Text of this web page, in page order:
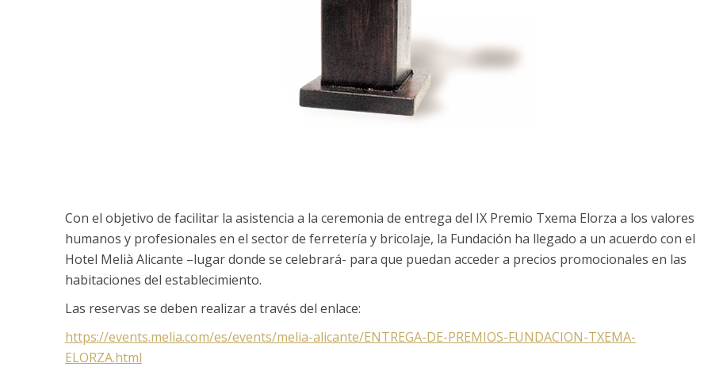
Con el objetivo de facilitar la asistencia a la ceremonia de entrega del IX Premio Txema Elorza a los valores
humanos y profesionales en el sector de ferretería y bricolaje, la Fundación ha llegado a un acuerdo con el
Hotel Melià Alicante –lugar donde se celebrará- para que puedan acceder a precios promocionales en las
habitaciones del establecimiento.
Las reservas se deben realizar a través del enlace:
https://events.melia.com/es/events/melia-alicante/ENTREGA-DE-PREMIOS-FUNDACION-TXEMA-
ELORZA.html